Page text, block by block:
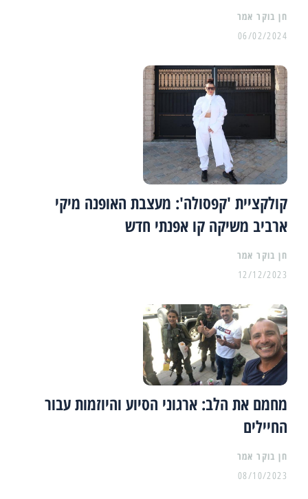
06/02/2024
קולקציית 'קפסולה': מעצבת האופנה מיקי
ארביב משיקה קו אפנתי חדש
12/12/2023
מחמם את הלב: ארגוני הסיוע והיוזמות עבור
החיילים
08/10/2023